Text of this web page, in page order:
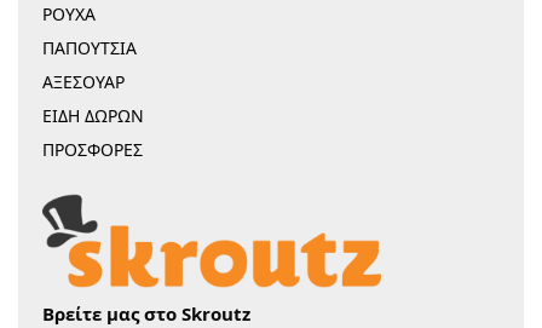
ΡΟΥΧΑ
ΠΑΠΟΥΤΣΙΑ
ΑΞΕΣΟΥΑΡ
ΕΙΔΗ ΔΩΡΩΝ
ΠΡΟΣΦΟΡΕΣ
Βρείτε μας στο Skroutz